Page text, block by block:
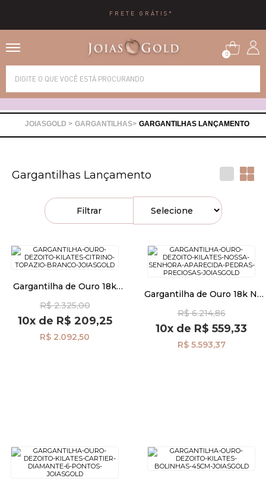
FRETE GRÁTIS*
0
GARGANTILHAS GARGANTILHAS LANÇAMENTO
Gargantilhas Lançamento
Filtrar
Gargantilha de Ouro 18k
40cm ga07732
R$ 2.325,00
10xde R$ 209,25
R$ 2.092,50
Gargantilha de Ouro 18k N.
Preciosas ga06490
R$ 6.214,86
10x de R$ 559,33
R$ 5.593,37
Alianças
Anéis
Pingentes
Pulseiras
Piercing
OFERTAS